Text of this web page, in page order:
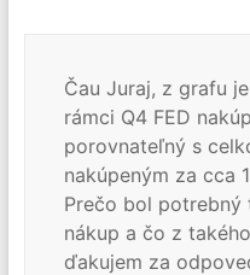
Čau Juraj, z grafu
rámci Q4 FED
porovnateľný s
nakúpeným za cca
Prečo bol
nákup a čo z
ďakujem za